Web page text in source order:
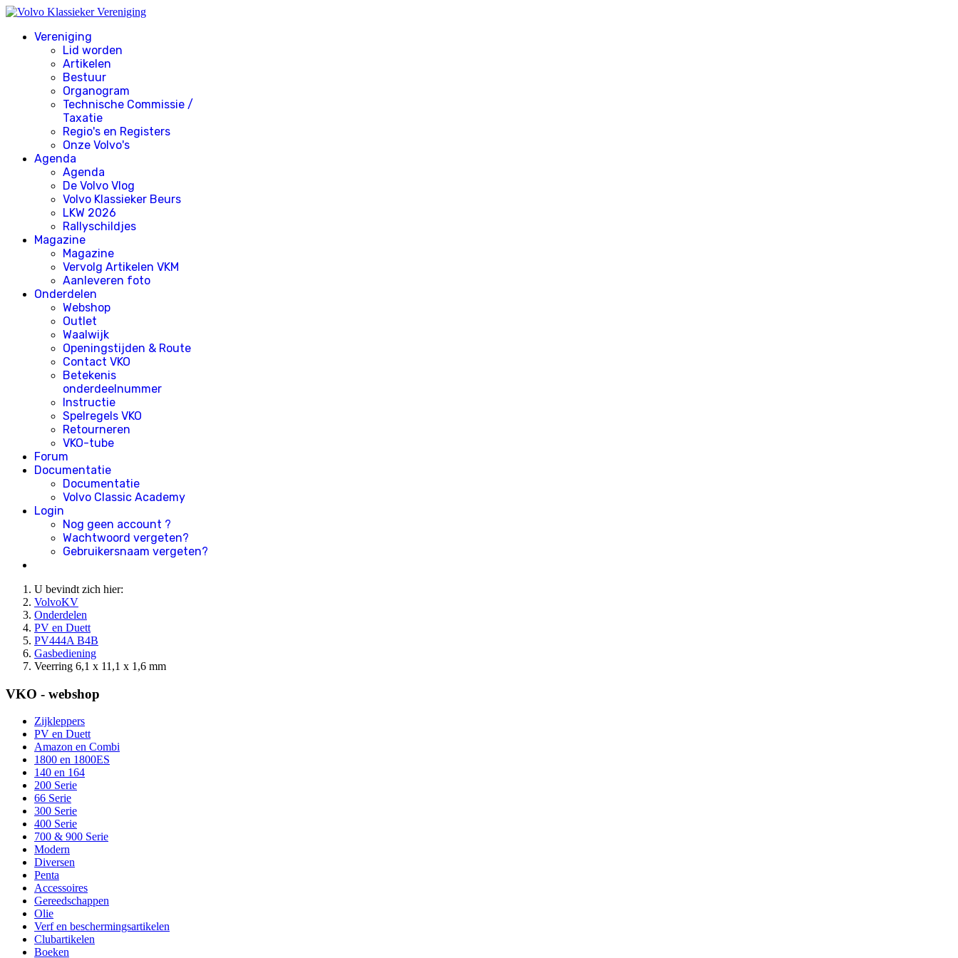
Vereniging
Lid worden
Artikelen
Bestuur
Organogram
Technische Commissie /
Taxatie
Regio's en Registers
Onze Volvo's
Agenda
Agenda
De Volvo Vlog
Volvo Klassieker Beurs
LKW 2026
Rallyschildjes
Magazine
Magazine
Vervolg Artikelen VKM
Aanleveren foto
Onderdelen
Webshop
Outlet
Waalwijk
Openingstijden & Route
Contact VKO
Betekenis
onderdeelnummer
Instructie
Spelregels VKO
Retourneren
VKO-tube
Forum
Documentatie
Documentatie
Volvo Classic Academy
Login
Nog geen account ?
Wachtwoord vergeten?
Gebruikersnaam vergeten?
U bevindt zich hier:
VolvoKV
Onderdelen
PV en Duett
PV444A B4B
Gasbediening
Veerring 6,1 x 11,1 x 1,6 mm
VKO - webshop
Zijkleppers
PV en Duett
Amazon en Combi
1800 en 1800ES
140 en 164
200 Serie
66 Serie
300 Serie
400 Serie
700 & 900 Serie
Modern
Diversen
Penta
Accessoires
Gereedschappen
Olie
Verf en beschermingsartikelen
Clubartikelen
Boeken